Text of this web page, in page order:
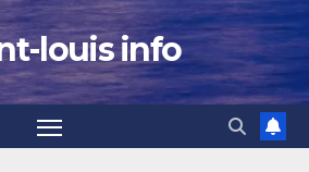
louis info